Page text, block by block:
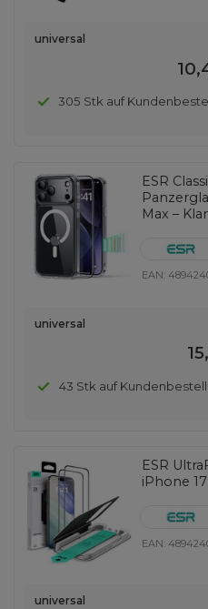
universal
305 Stk auf
ESR
Max – Klar
EAN:
universal
43 Stk auf
ESR
iPhone
EAN:
universal